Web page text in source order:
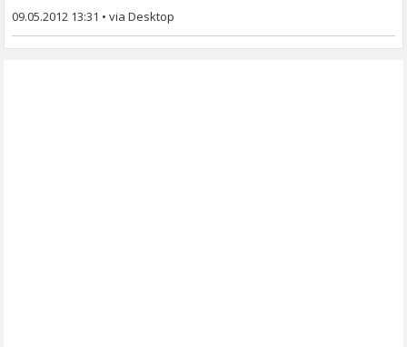
09.05.2012 13:31 •